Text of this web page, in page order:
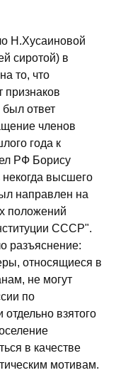
Н.Хусаиновой
сиротой) в
то, что
ответ
членов
года к
РФ Борису
некогда высшего
направлен на
положений
СССР".
разъяснение:
относящиеся в
не могут
по
взятого
в качестве
мотивам.